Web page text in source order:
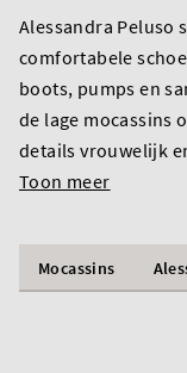
Alessandra Peluso
comfortabele
boots, pumps en
de lage mocassins
details vrouwelijk
Toon meer
Mocassins